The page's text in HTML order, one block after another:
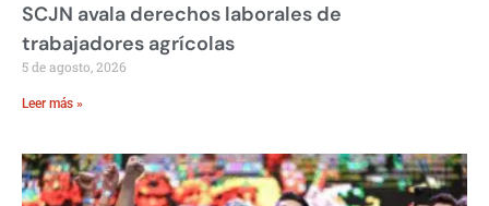
SCJN avala derechos laborales de
trabajadores agrícolas
5 de agosto, 2026
Leer más »